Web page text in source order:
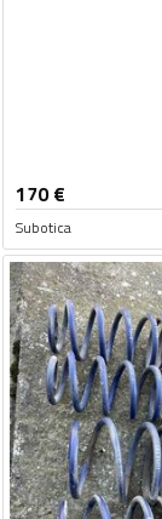
170€
Subotica